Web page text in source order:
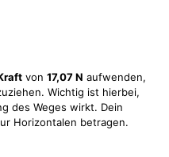
von 17,07 N aufwenden,
Wichtig ist hierbei,
des Weges wirkt. Dein
Horizontalen betragen.